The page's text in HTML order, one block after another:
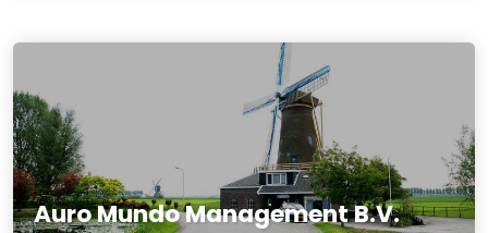
Auro Mundo Management B.V.